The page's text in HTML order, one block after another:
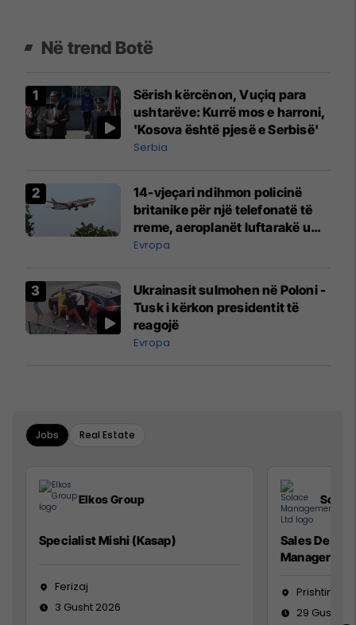
Në trend Botë
Sërish kërcënon, Vuçiq para
ushtarëve: Kurrë mos e harroni,
'Kosova është pjesë e Serbisë'
Serbia
14-vjeçari ndihmon policinë
britanike për një telefonatë të
rreme, aeroplanët luftarakë u
ngritën në ajër për të
Mançesterit
Evropa
Ukrainasit sulmohen në Poloni -
Tusk i kërkon presidentit të
reagojë
Evropa
Jobs Real Estate
Elkos Group
Specialist Mishi (Kasap)
Ferizaj
3 Gusht 2026
Sales
Manager
Prishtinë
29 Gusht